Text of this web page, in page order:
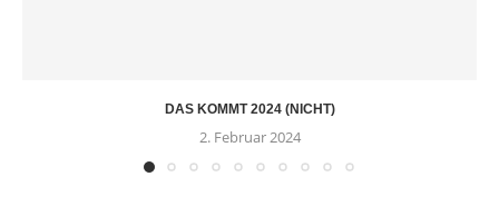
DAS KOMMT 2024 (NICHT)
2. Februar 2024